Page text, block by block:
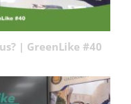
| GreenLike #40